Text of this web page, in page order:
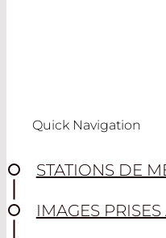
Quick Navigation
STATIONS DE
IMAGES